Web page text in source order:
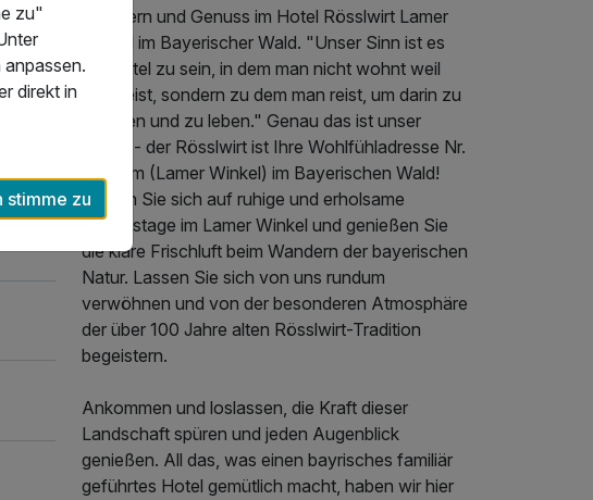
Wandern und Genuss im Hotel Rösslwirt Lamer
Winkel im Bayerischer Wald. "Unser Sinn ist es
ein Hotel zu sein, in dem man nicht wohnt weil
man reist, sondern zu dem man reist, um darin zu
wohnen und zu leben." Genau das ist unser
Motto - der Rösslwirt ist Ihre Wohlfühladresse Nr.
1 in Lam (Lamer Winkel) im Bayerischen Wald!
Freuen Sie sich auf ruhige und erholsame
Urlaubstage im Lamer Winkel und genießen Sie
die klare Frischluft beim Wandern der bayerischen
Natur. Lassen Sie sich von uns rundum
verwöhnen und von der besonderen Atmosphäre
der über 100 Jahre alten Rösslwirt-Tradition
begeistern.
Ankommen und loslassen, die Kraft dieser
Landschaft spüren und jeden Augenblick
genießen. All das, was einen bayrisches familiär
geführtes Hotel gemütlich macht, haben wir hier
zu"
anpassen.
direkt in
stimme zu